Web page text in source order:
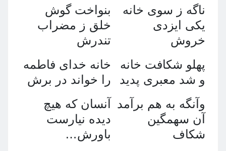
ناگه ز سوى خانه
يكى ايزدى
خروش
بنواخت گوش
خلق ز مضراب
تندرش
پهلو شكافت خانه
و شد معبرى پديد
خانه خداى فاطمه
را خواند در برش
وآنگه به هم برآمد
آن سهمگين
شكاف
آنسان كه هيچ
ديده نيارست
باورش…